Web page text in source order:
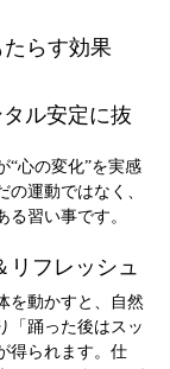
たらす効果
ル安定に抜
“心の変化”を実感
の運動ではなく、
習い事です。
フレッシュ
を動かすと、自然
「踊った後はスッ
得られます。仕